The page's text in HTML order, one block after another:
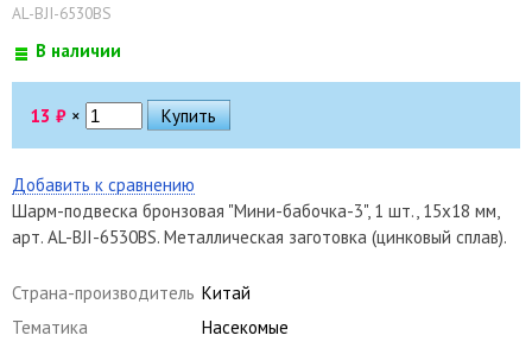
AL-BJI-6530BS
В наличии
13 ₽ ×
Добавить к сравнению
Шарм-подвеска бронзовая "Мини-бабочка-3", 1 шт., 15х18 мм,
арт. AL-BJI-6530BS. Металлическая заготовка (цинковый сплав).
Страна-производитель Китай
Тематика
Насекомые